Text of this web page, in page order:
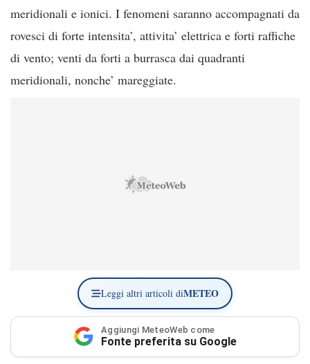
meridionali e ionici. I fenomeni saranno accompagnati da
rovesci di forte intensita’, attivita’ elettrica e forti raffiche
di vento; venti da forti a burrasca dai quadranti
meridionali, nonche’ mareggiate.
Leggi altri articoli diMETEO
Aggiungi MeteoWeb come
Fonte preferita su Google